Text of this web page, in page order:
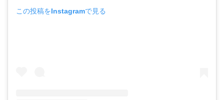
この投稿をInstagramで見る